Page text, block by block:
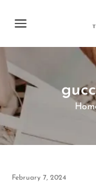
February 7, 2024